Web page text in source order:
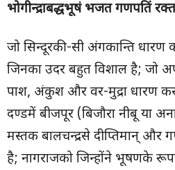
भोगीन्द्राबद्धभूषं भजत गणपतिं
जो सिन्दूरकी-सी अंगकान्ति धारण
जिनका उदर बहुत विशाल है; जो
पाश, अंकुश और वर-मुद्रा धारण
दण्डमें बीजपूर (बिजौरा नीबू या
मस्तक बालचन्द्रसे दीप्तिमान्
है; नागराजको जिन्होंने भूषणके